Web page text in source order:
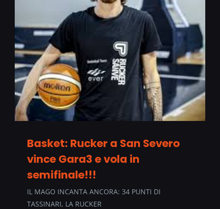
Basket: Rucker a San Severo
vince Gara3 e vola in
semifinale!!!
IL MAGO INCANTA ANCORA: 34 PUNTI DI
TASSINARI, LA RUCKER